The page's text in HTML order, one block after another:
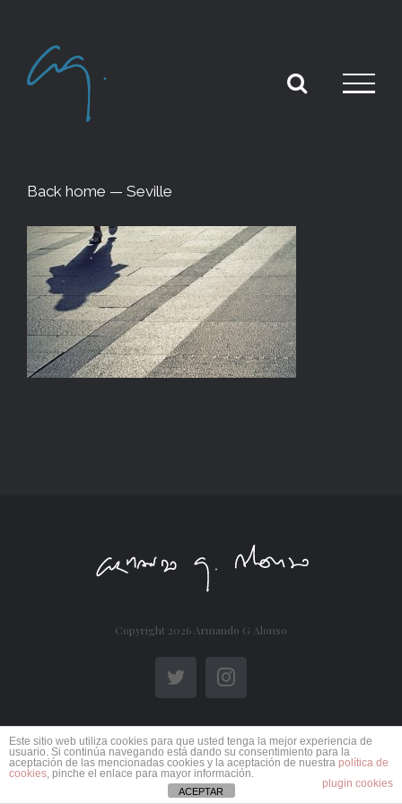
content
Back home — Seville
Copyright 2026 Armando G Alonso
TwitterInstagram
Este sitio web utiliza cookies para que usted tenga la mejor experiencia de
usuario. Si continúa navegando está dando su consentimiento para la
aceptación de las mencionadas cookies y la aceptación de nuestra política de
cookies, pinche el enlace para mayor información.
plugin cookies
ACEPTAR